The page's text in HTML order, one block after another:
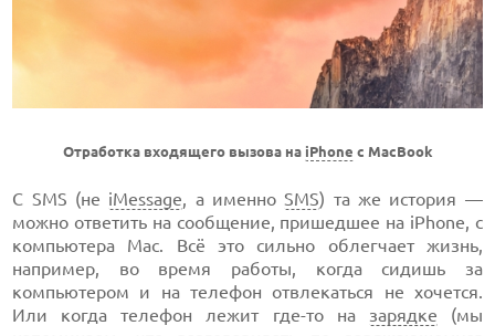
Отработка входящего вызова на iPhone с MacBook
С SMS (не iMessage , а именноSMS) та же история —
можно ответить на сообщение, пришедшее на iPhone, с
компьютера Mac. Всё это сильно облегчает жизнь,
например, во время работы, когда сидишь за
компьютером и на телефон отвлекаться не хочется.
Или когда телефон лежит где-то на зарядке (мы